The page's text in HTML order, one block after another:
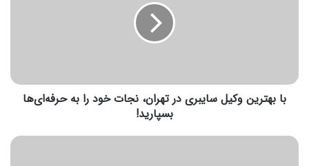
با بهترین وکیل سایبری در تهران، نجات خود را به حرفه‌ای‌ها
بسپارید!